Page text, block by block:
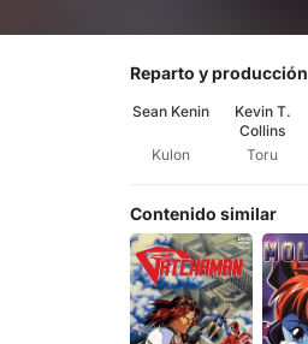
Reparto y producción
Sean Kenin
Kulon
Kevin T.
Collins
Toru
Contenido similar